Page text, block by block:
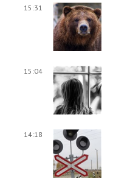
15:31
15:04
14:18